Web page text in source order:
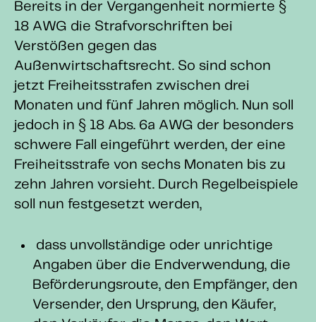
Bereits in der Vergangenheit normierte §
18 AWG die Strafvorschriften bei
Verstößen gegen das
Außenwirtschaftsrecht. So sind schon
jetzt Freiheitsstrafen zwischen drei
Monaten und fünf Jahren möglich. Nun soll
jedoch in § 18 Abs. 6a AWG der besonders
schwere Fall eingeführt werden, der eine
Freiheitsstrafe von sechs Monaten bis zu
zehn Jahren vorsieht. Durch Regelbeispiele
soll nun festgesetzt werden,
dass unvollständige oder unrichtige
Angaben über die Endverwendung, die
Beförderungsroute, den Empfänger, den
Versender, den Ursprung, den Käufer,